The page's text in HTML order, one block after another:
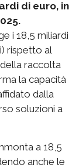
di euro, in
i 18,5 miliardi
rispetto al
raccolta
la capacità
dalla
soluzioni a
a 18,5
anche le